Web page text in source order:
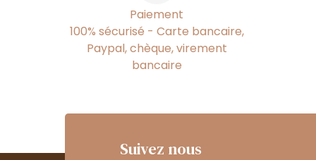
Paiement
100% sécurisé - Carte bancaire,
Paypal, chèque, virement
bancaire
Suivez nous